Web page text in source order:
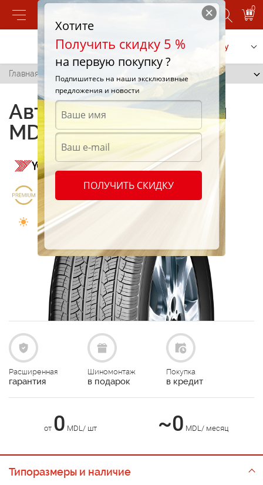
0
Позвонить Заказать услугу
Главная /
Автомобильные шины
MD
Расширенная
гарантия
Шиномонтаж
в подарок
Покупка
в кредит
от 0 MDL/ шт ~0 MDL/ месяц
Типоразмеры и наличие
Хотите
Получить скидку 5 %
на первую покупку ?
Подпишитесь на наши эксклюзивные
предложения и новости
ПОЛУЧИТЬ СКИДКУ